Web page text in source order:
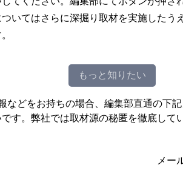
いてはさらに深掘り取材を実施したう
もっと知りたい
などをお持ちの場合、編集部直通の下
す。弊社では取材源の秘匿を徹底してい
メー